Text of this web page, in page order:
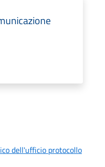
dell'ufficio protocollo